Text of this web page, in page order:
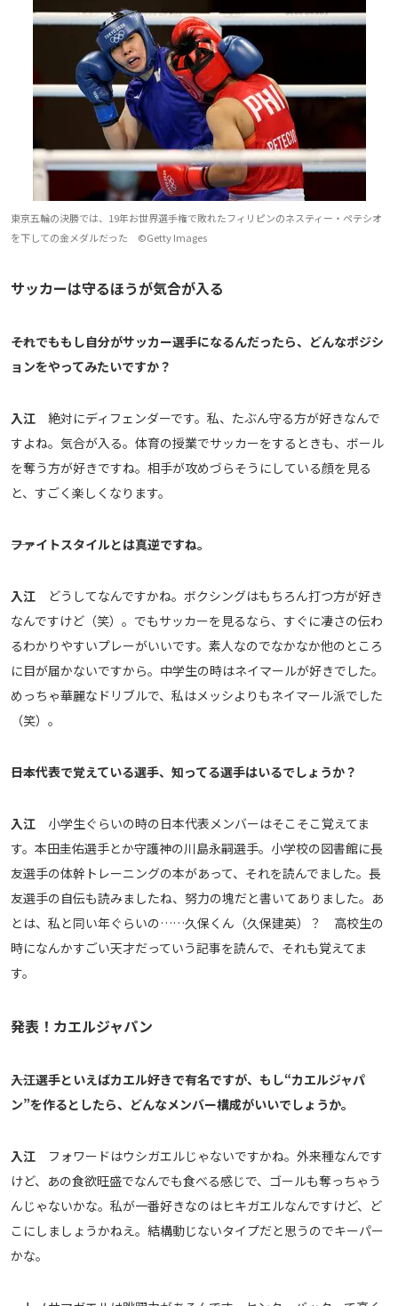
東京五輪の決勝では、19年お世界選手権で敗れたフィリピンのネスティー・ペテシオ
を下しての金メダルだった ©Getty Images
サッカーは守るほうが気合が入る
――それでももし自分がサッカー選手になるんだったら、どんなポジシ
ョンをやってみたいですか？
入江 絶対にディフェンダーです。私、たぶん守る方が好きなんで
すよね。気合が入る。体育の授業でサッカーをするときも、ボール
を奪う方が好きですね。相手が攻めづらそうにしている顔を見る
と、すごく楽しくなります。
――ファイトスタイルとは真逆ですね。
入江 どうしてなんですかね。ボクシングはもちろん打つ方が好き
なんですけど（笑）。でもサッカーを見るなら、すぐに凄さの伝わ
るわかりやすいプレーがいいです。素人なのでなかなか他のところ
に目が届かないですから。中学生の時はネイマールが好きでした。
めっちゃ華麗なドリブルで、私はメッシよりもネイマール派でした
（笑）。
――日本代表で覚えている選手、知ってる選手はいるでしょうか？
入江 小学生ぐらいの時の日本代表メンバーはそこそこ覚えてま
す。本田圭佑選手とか守護神の川島永嗣選手。小学校の図書館に長
友選手の体幹トレーニングの本があって、それを読んでました。長
友選手の自伝も読みましたね、努力の塊だと書いてありました。あ
とは、私と同い年ぐらいの……久保くん（久保建英）？ 高校生の
時になんかすごい天才だっていう記事を読んで、それも覚えてま
す。
発表！カエルジャパン
――入江選手といえばカエル好きで有名ですが、もし“カエルジャパ
ン”を作るとしたら、どんなメンバー構成がいいでしょうか。
入江 フォワードはウシガエルじゃないですかね。外来種なんです
けど、あの食欲旺盛でなんでも食べる感じで、ゴールも奪っちゃう
んじゃないかな。私が一番好きなのはヒキガエルなんですけど、ど
こにしましょうかねえ。結構動じないタイプだと思うのでキーパー
かな。